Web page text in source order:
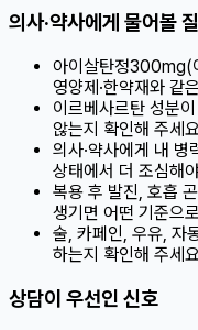
의사·약사에게 물어볼
아이살탄정300mg(
영양제·한약재와 같
이르베사르탄 성분
않는지 확인해 주세
의사·약사에게 내 병
상태에서 더 조심해
복용 후 발진, 호흡
생기면 어떤 기준으
술, 카페인, 우유, 자
하는지 확인해 주세
상담이 우선인 신호